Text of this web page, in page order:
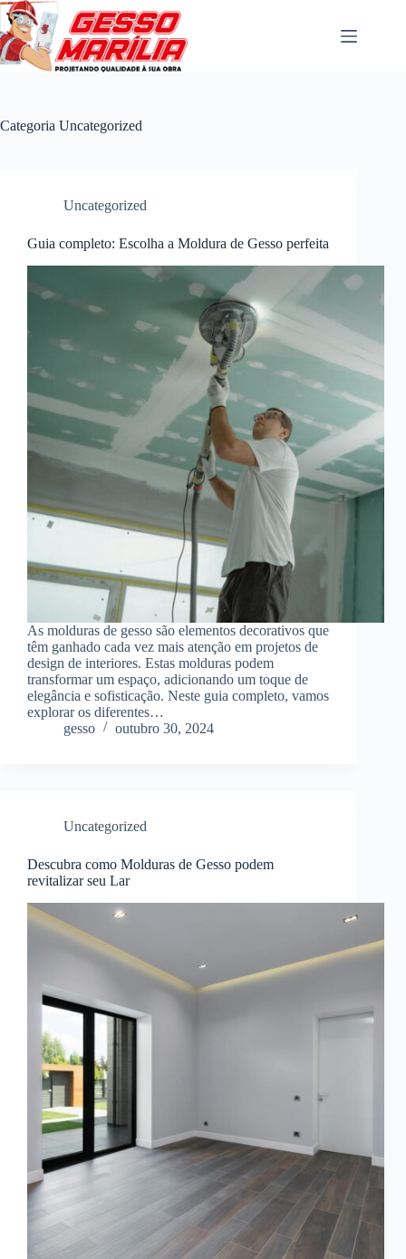
Pular
para
o
conteúdo
Categoria Uncategorized
Uncategorized
Guia completo: Escolha a Moldura de Gesso perfeita
As molduras de gesso são elementos decorativos que
têm ganhado cada vez mais atenção em projetos de
design de interiores. Estas molduras podem
transformar um espaço, adicionando um toque de
elegância e sofisticação. Neste guia completo, vamos
explorar os diferentes…
gesso
outubro 30, 2024
Uncategorized
Descubra como Molduras de Gesso podem
revitalizar seu Lar